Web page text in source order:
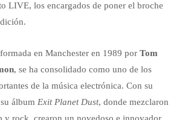
LIVE, los encargados de poner el broche
en Manchester en 1989 porTom
, se ha consolidado como uno de los
de la música electrónica. Con su
álbum Exit Planet Dust, donde mezclaron